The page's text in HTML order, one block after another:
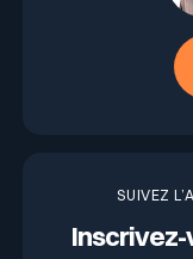
SUIVEZ